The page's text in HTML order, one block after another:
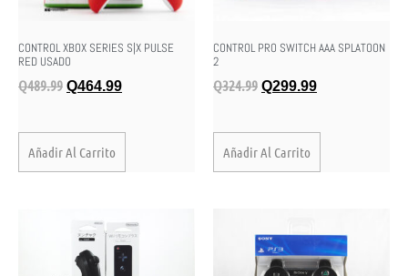
CONTROL XBOX SERIES S|X PULSE
RED USADO
Q489.99 Q464.99
Añadir Al Carrito
CONTROL PRO SWITCH AAA SPLATOON
2
Q324.99 Q299.99
Añadir Al Carrito